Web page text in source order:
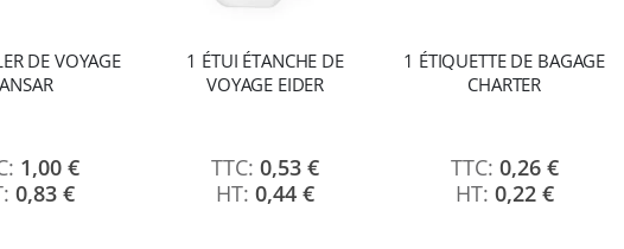
DE VOYAGE
ANSAR
1,00 €
0,83 €
1 ÉTUI ÉTANCHE DE
VOYAGE EIDER
0,53 €
0,44 €
1 ÉTIQUETTE DE BAGAGE
CHARTER
0,26 €
0,22 €